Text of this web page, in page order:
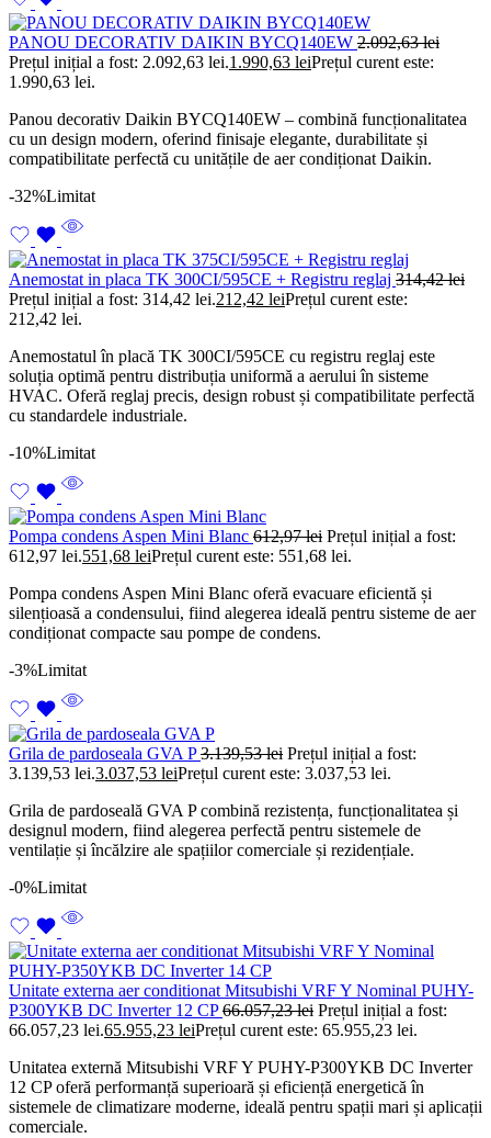
PANOU DECORATIV DAIKIN BYCQ140EW 2.092,63lei
Prețul inițial a fost: 2.092,63 lei.1.990,63 leiPrețul curent este:
1.990,63 lei.
Panou decorativ Daikin BYCQ140EW – combină funcționalitatea
cu un design modern, oferind finisaje elegante, durabilitate și
compatibilitate perfectă cu unitățile de aer condiționat Daikin.
-32%Limitat
Anemostat in placa TK 300CI/595CE + Registru reglaj 314,42lei
Prețul inițial a fost: 314,42 lei.212,42 leiPrețul curent este:
212,42 lei.
Anemostatul în placă TK 300CI/595CE cu registru reglaj este
soluția optimă pentru distribuția uniformă a aerului în sisteme
HVAC. Oferă reglaj precis, design robust și compatibilitate perfectă
cu standardele industriale.
-10%Limitat
Pompa condens Aspen Mini Blanc 612,97lei Prețul inițial a fost:
612,97 lei.551,68 leiPrețul curent este: 551,68 lei.
Pompa condens Aspen Mini Blanc oferă evacuare eficientă și
silențioasă a condensului, fiind alegerea ideală pentru sisteme de aer
condiționat compacte sau pompe de condens.
-3%Limitat
Grila de pardoseala GVA P3.139,53lei Prețul inițial a fost:
3.139,53 lei.3.037,53 leiPrețul curent este: 3.037,53 lei.
Grila de pardoseală GVA P combină rezistența, funcționalitatea și
designul modern, fiind alegerea perfectă pentru sistemele de
ventilație și încălzire ale spațiilor comerciale și rezidențiale.
-0%Limitat
Unitate externa aer conditionat Mitsubishi VRF Y Nominal PUHY-
P300YKB DC Inverter 12 CP66.057,23lei Prețul inițial a fost:
66.057,23 lei.65.955,23 leiPrețul curent este: 65.955,23 lei.
Unitatea externă Mitsubishi VRF Y PUHY-P300YKB DC Inverter
12 CP oferă performanță superioară și eficiență energetică în
sistemele de climatizare moderne, ideală pentru spații mari și aplicații
comerciale.